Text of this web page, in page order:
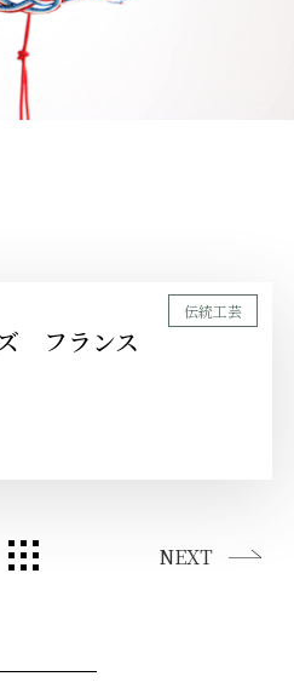
フランス
伝統工芸
NEXT